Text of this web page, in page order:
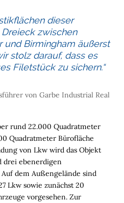
rund 22.000 Quadratmeter
Quadratmeter Bürofläche
von Lkw wird das Objekt
drei ebenerdigen
dem Außengelände sind
Lkw sowie zunächst 20
vorgesehen. Zur
dieser
zwischen
und Birmingham äußerst
stolz darauf, dass es
Filetstück zu sichern.“
von Garbe Industrial Real